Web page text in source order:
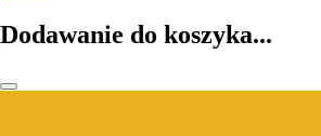
Dodawanie do koszyka...